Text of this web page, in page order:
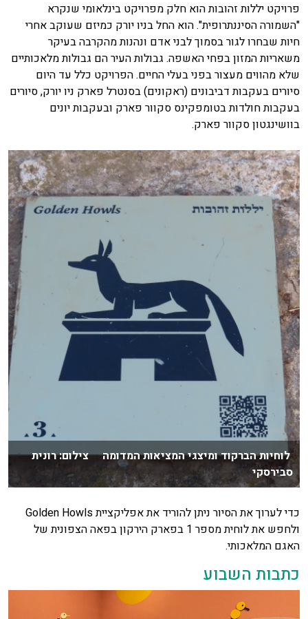
פרויקט יללות זהובות הוא חלק מפרויקט בינלאומי שנקרא
"השמורה הסיננתרופית". הוא החל בניו יורק כמיזם שעוקב אחרי
חיות שבחרו לגור בסמוך לבני אדם ונהנות מהקרבה בעיקר
משאריות המזון בפחי האשפה. גבולות העיר הם גבולות מלאכותיים
שלא מהווים מעצור בפני בעלי החיים. הפרויקט כלל עד היום
סיורים בעקבות דביבונים (ראקונים) בסנטרל פארק ניו יורק, סיורים
בעקבות חולדות בטומפקינס סקוור פארק ובעקבות יונים
בוושינגטון סקוור פארק.
לוחיות הברקוד ומיצגי המציאות המדומה צילום: רונית
סבירסקי
כדי לערוך את הסיור ניתן להוריד את אפליקציית Golden Howls
ולחפש את לוחית מספר 1 בפארק הירקון בפאה הצפונית של
האגם המלאכותי.
כתבות השבוע